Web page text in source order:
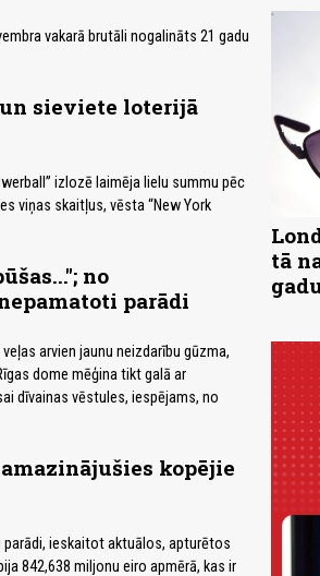
vakarā brutāli nogalināts 21 gadu
sieviete loterijā
izlozē laimēja lielu summu pēc
viņas skaitļus, vēsta “New York
no
parādi
arvien jaunu neizdarību gūzma,
dome mēģina tikt galā ar
dīvainas vēstules, iespējams, no
kopējie
parādi, ieskaitot aktuālos, apturētos
842,638 miljonu eiro apmērā, kas ir
tā